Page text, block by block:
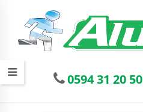
0594 31 20 50